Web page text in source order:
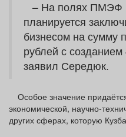
ТВ программа Я -
– На полях ПМЭФ
планируется
бизнесом на сумму
рублей с
заявил Середюк.
Особое значение
экономической, научно-
других сферах, которую